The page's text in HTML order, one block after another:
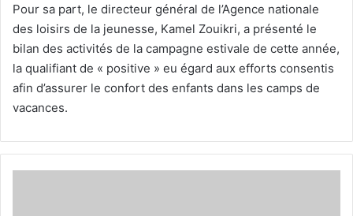
Pour sa part, le directeur général de l’Agence nationale
des loisirs de la jeunesse, Kamel Zouikri, a présenté le
bilan des activités de la campagne estivale de cette année,
la qualifiant de « positive » eu égard aux efforts consentis
afin d’assurer le confort des enfants dans les camps de
vacances.